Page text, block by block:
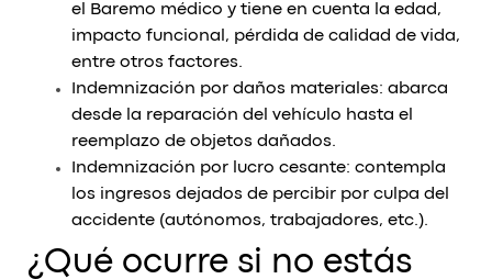
el Baremo médico y tiene en cuenta la edad,
impacto funcional, pérdida de calidad de vida,
entre otros factores.
Indemnización por daños materiales: abarca
desde la reparación del vehículo hasta el
reemplazo de objetos dañados.
Indemnización por lucro cesante: contempla
los ingresos dejados de percibir por culpa del
accidente (autónomos, trabajadores, etc.).
¿Qué ocurre si no estás